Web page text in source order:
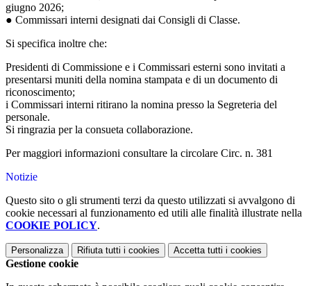
giugno 2026;
● Commissari interni designati dai Consigli di Classe.
Si specifica inoltre che:
Presidenti di Commissione e i Commissari esterni sono invitati a
presentarsi muniti della nomina stampata e di un documento di
riconoscimento;
i Commissari interni ritirano la nomina presso la Segreteria del
personale.
Si ringrazia per la consueta collaborazione.
Per maggiori informazioni consultare la circolare Circ. n. 381
Notizie
Questo sito o gli strumenti terzi da questo utilizzati si avvalgono di
cookie necessari al funzionamento ed utili alle finalità illustrate nella
COOKIE POLICY.
Personalizza Rifiuta tutti i cookies Accetta tutti i cookies
Gestione cookie